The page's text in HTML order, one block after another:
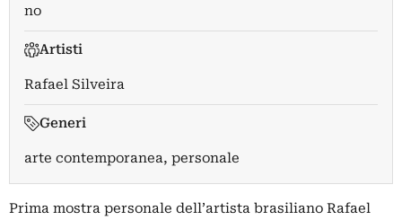
no
Artisti
Rafael Silveira
Generi
arte contemporanea, personale
Prima mostra personale dell’artista brasiliano Rafael